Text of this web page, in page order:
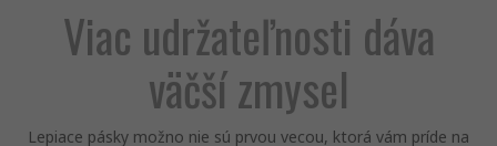
Viac udržateľnosti dáva
väčší zmysel
Lepiace pásky možno nie sú prvou vecou, ktorá vám príde na